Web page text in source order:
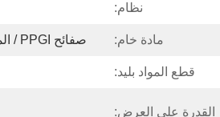
نظام:
مادة خام: صفائح PPGI / المجلفن / Alu-Zinc / PPGL ، G245-550
قطع المواد بليد:
القدرة على العرض: